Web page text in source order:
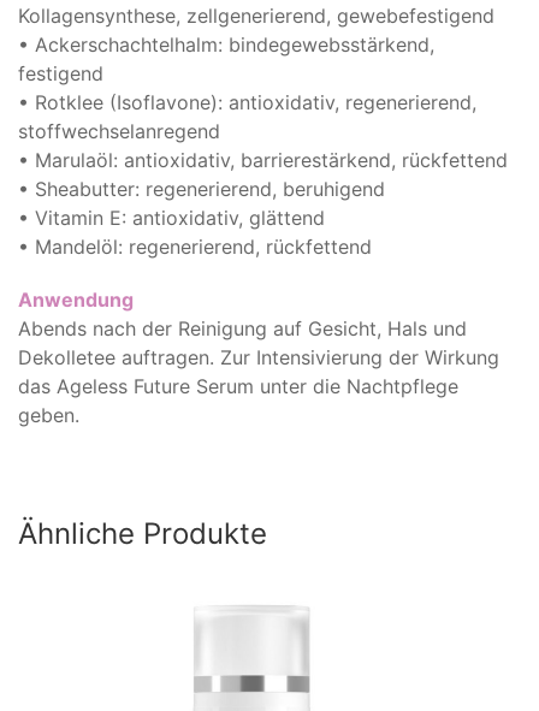
Kollagensynthese, zellgenerierend, gewebefestigend
• Ackerschachtelhalm: bindegewebsstärkend,
festigend
• Rotklee (Isoflavone): antioxidativ, regenerierend,
stoffwechselanregend
• Marulaöl: antioxidativ, barrierestärkend, rückfettend
• Sheabutter: regenerierend, beruhigend
• Vitamin E: antioxidativ, glättend
• Mandelöl: regenerierend, rückfettend
Anwendung
Abends nach der Reinigung auf Gesicht, Hals und
Dekolletee auftragen. Zur Intensivierung der Wirkung
das Ageless Future Serum unter die Nachtpflege
geben.
Ähnliche Produkte